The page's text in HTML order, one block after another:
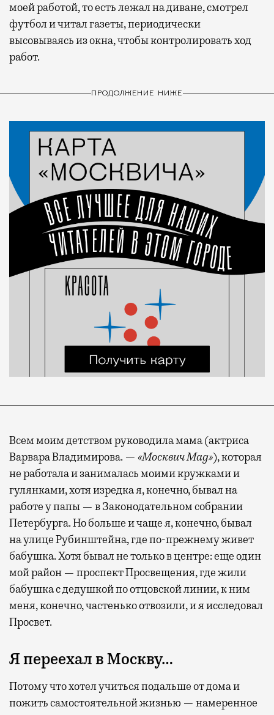
моей работой, то есть лежал на диване, смотрел
футбол и читал газеты, периодически
высовываясь из окна, чтобы контролировать ход
работ.
ПРОДОЛЖЕНИЕ НИЖЕ
Всем моим детством руководила мама (актриса
Варвара Владимирова. — «Москвич Mag»), которая
не работала и занималась моими кружками и
гулянками, хотя изредка я, конечно, бывал на
работе у папы — в Законодательном собрании
Петербурга. Но больше и чаще я, конечно, бывал
на улице Рубинштейна, где по-прежнему живет
бабушка. Хотя бывал не только в центре: еще один
мой район — проспект Просвещения, где жили
бабушка с дедушкой по отцовской линии, к ним
меня, конечно, частенько отвозили, и я исследовал
Просвет.
Я переехал в Москву…
Потому что хотел учиться подальше от дома и
пожить самостоятельной жизнью — намеренное